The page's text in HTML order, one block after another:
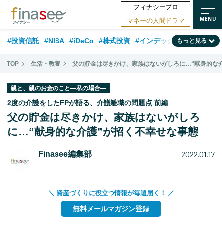
フィナシープロ
マネーの人間ドラマ
#投資信託 #NISA #iDeCo #株式投資 #インデックスファンド
#相談事例 #新NISA #相続・贈与 #FP #積立投資 #30代
#公的年金 #フィナンシャル・ウェルビーイング #トレンド
#50代 #データ・調査 #老後 #60代 #国内株式型
もっと見る
TOP 生活・教養 父の貯金は尽きかけ、家族はないがしろに…“献身的な
親と、親のお金のこと―私の場合―
2度の介護をしたFPが語る、介護離職の問題点 前編
父の貯金は尽きかけ、家族はないがしろ
に…“献身的な介護”が招く不幸せな事態
Finasee編集部 2022.01.17
＼ 資産づくりに役立つ情報が毎週届く！ ／
無料メールマガジン登録